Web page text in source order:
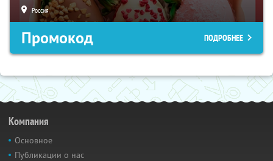
Россия
Промокод ПОДРОБНЕЕ
Компания
Основное
Публикации о нас